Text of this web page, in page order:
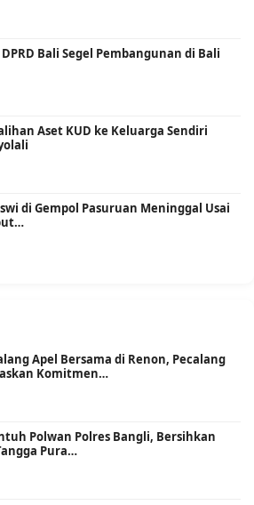
DPRD Bali Segel Pembangunan di Bali
Aset KUD ke Keluarga Sendiri
di Gempol Pasuruan Meninggal Usai
Apel Bersama di Renon, Pecalang
Komitmen…
Polwan Polres Bangli, Bersihkan
Pura…